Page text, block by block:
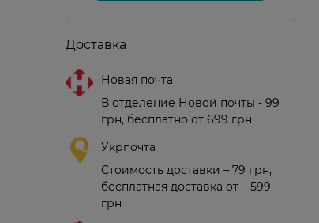
Доставка
Новая почта
В отделение Новой почты - 99
грн, бесплатно от 699 грн
Укрпочта
Стоимость доставки – 79 грн,
бесплатная доставка от – 599
грн